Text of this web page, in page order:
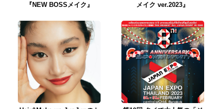
『NEW BOSSメイク』
メイク ver.2023』